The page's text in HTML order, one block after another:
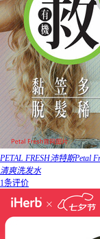
PETAL FRESH沛特斯Petal
清爽洗发水
1条评价